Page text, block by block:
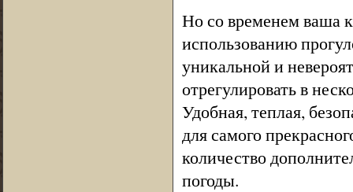
Но со временем ваша
использованию
уникальной и
отрегулировать в
Удобная, теплая,
для самого
количество
погоды.